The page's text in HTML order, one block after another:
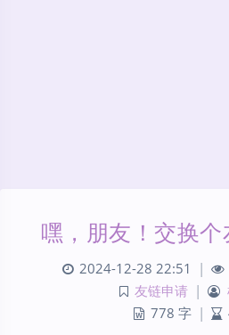
嘿，朋友！交换个
2024-12-28 22:51 |
友链申请 |
778 字 |